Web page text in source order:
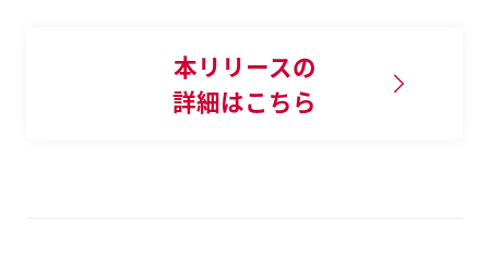
本リリースの
詳細はこちら